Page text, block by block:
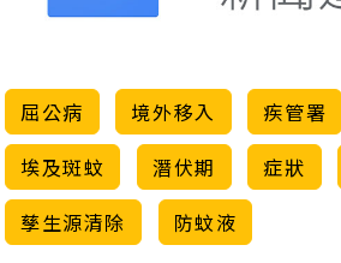
屈公病 境外移入 疾管署
埃及斑蚊
潛伏期 症狀
孳生源清除
防蚊液